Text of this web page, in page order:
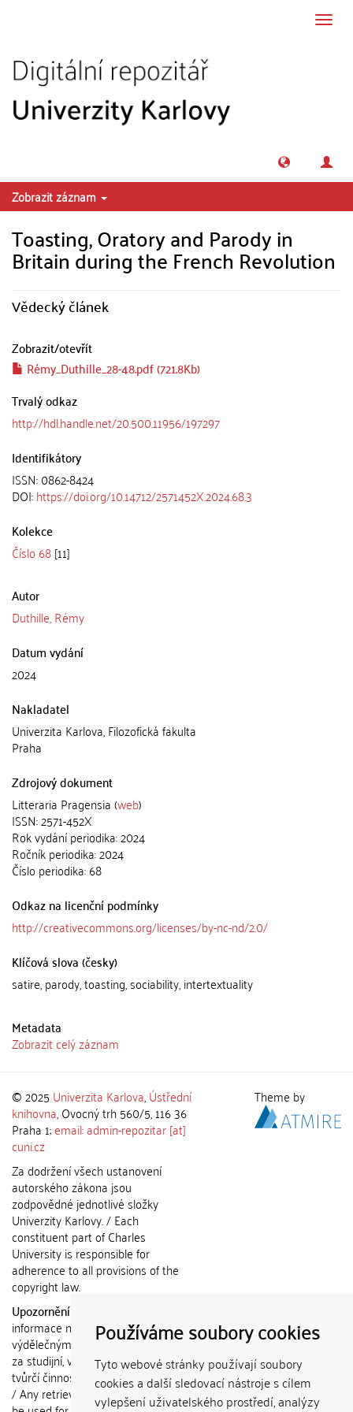
Používáme soubory cookies
Tyto webové stránky používají soubory
cookies a další sledovací nástroje s cílem
vylepšení uživatelského prostředí, analýzy
Zobrazit záznam
Toasting, Oratory and Parody in
Britain during the French Revolution
Vědecký článek
Zobrazit/otevřít
Rémy_Duthille_28-48.pdf (721.8Kb)
Trvalý odkaz
http://hdl.handle.net/20.500.11956/197297
Identifikátory
ISSN: 0862-8424
DOI:https://doi.org/10.14712/2571452X.2024.68.3
Kolekce
Číslo 68[11]
Autor
Duthille, Rémy
Datum vydání
2024
Nakladatel
Univerzita Karlova, Filozofická fakulta
Praha
Zdrojový dokument
Litteraria Pragensia (web)
ISSN: 2571-452X
Rok vydání periodika: 2024
Ročník periodika: 2024
Číslo periodika: 68
Odkaz na licenční podmínky
http://creativecommons.org/licenses/by-nc-nd/2.0/
Klíčová slova (česky)
satire, parody, toasting, sociability, intertextuality
Metadata
Zobrazit celý záznam
© 2025 Univerzita Karlova,Ústřední
knihovna, Ovocný trh 560/5, 116 36
Praha 1;email: admin-repozitar [at]
cuni.cz
Za dodržení všech ustanovení
autorského zákona jsou
zodpovědné jednotlivé složky
Univerzity Karlovy. / Each
constituent part of Charles
University is responsible for
adherence to all provisions of the
copyright law.
Upozornění / Notice:
informace nemohou být použity k
výdělečným účelům nebo vydávány
za studijní, vědeckou nebo jinou
tvůrčí činnost jiné osoby než autora.
/ Any retrieved information shall not
Theme by